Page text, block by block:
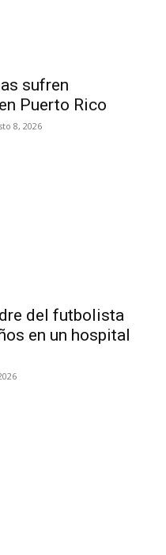
sufren
Puerto Rico
8, 2026
del futbolista
en un hospital